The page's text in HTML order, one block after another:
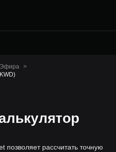
Эфира >
позволяет рассчитать точную